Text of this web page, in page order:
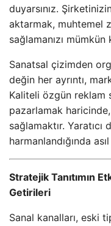
duyarsınız.
aktarmak, muhtemel
sağlamanızı mümkün
Sanatsal çizimden
değin her ayrıntı,
Kaliteli özgün reklam
pazarlamak
sağlamaktır.
harmanlandığında
Stratejik Tanıtımın
Getirileri
Sanal kanalları, eski